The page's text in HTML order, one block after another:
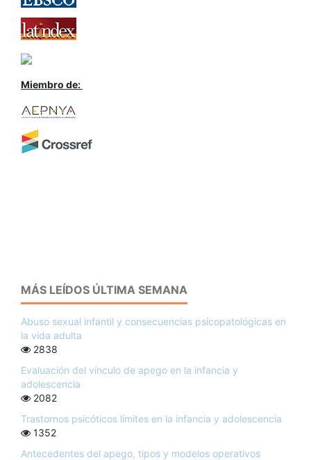
Miembro de:
MÁS LEÍDOS ÚLTIMA SEMANA
Abuso sexual infantil y consecuencias psicopatológicas en
la vida adulta
2838
Evaluación del vínculo de apego en la infancia y
adolescencia
2082
Trastornos psicóticos límites en la infancia y adolescencia
1352
Antecedentes del apego, tipos y modelos operativos